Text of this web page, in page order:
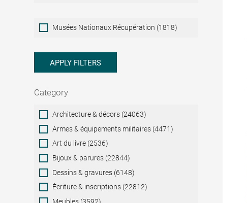
Musées
Nationaux
Musées Nationaux Récupération (1818)
APPLY FILTERS
Category
Category
Architecture & décors (24063)
Armes & équipements militaires (4471)
Art du livre (2536)
Bijoux & parures (22844)
Dessins & gravures (6148)
Écriture & inscriptions (22812)